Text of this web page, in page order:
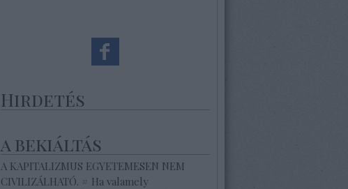
Hirdetés
a bekiáltás
A KAPITALIZMUS EGYETEMESEN NEM
CIVILIZÁLHATÓ. # Ha valamely